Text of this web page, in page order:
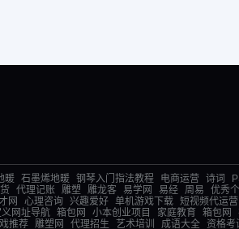
暖 石墨烯地暖 钢琴入门指法教程 电商运营 诗词
代理记账 雕塑 雕龙客 易学网 易经 周易 优秀
网 心理咨询 兴趣爱好 单机游戏下载 短视频代运营
义网址导航 箱包网 小本创业项目 家庭教育 箱包网
推荐 雕塑网 代理招生 艺术培训 成语大全 资格考